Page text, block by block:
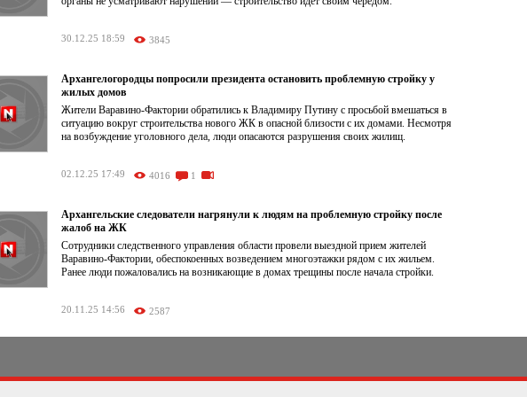
30.12.25 18:59 3845
Архангелогородцы попросили президента остановить проблемную стройку у
жилых домов
Жители Варавино-Фактории обратились к Владимиру Путину с просьбой вмешаться в
ситуацию вокруг строительства нового ЖК в опасной близости с их домами. Несмотря
на возбуждение уголовного дела, люди опасаются разрушения своих жилищ.
02.12.25 17:49 4016 1
Архангельские следователи нагрянули к людям на проблемную стройку после
жалоб на ЖК
Сотрудники следственного управления области провели выездной прием жителей
Варавино-Фактории, обеспокоенных возведением многоэтажки рядом с их жильем.
Ранее люди пожаловались на возникающие в домах трещины после начала стройки.
20.11.25 14:56 2587